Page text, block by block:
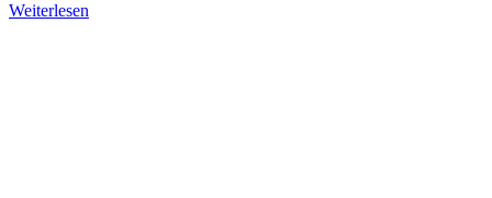
Weiterlesen